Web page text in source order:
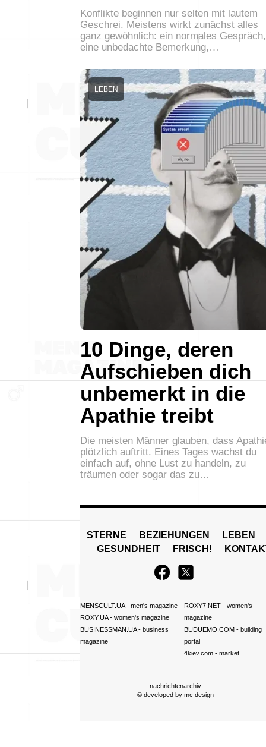
Konflikte beginnen nur selten mit lautem
Geschrei. Meistens wirkt zunächst alles
ganz gewöhnlich: ein normales Gespräch,
eine unbedachte Bemerkung,…
10 Dinge, deren
Aufschieben dich
unbemerkt in die
Apathie treibt
LEBEN
Die meisten Männer glauben, dass
plötzlich auftritt. Eines Tages wachst du
einfach auf, ohne Lust zu handeln, zu
träumen oder sogar das zu…
STERNE BEZIEHUNGEN
LEBEN
GESUNDHEIT
FRISCH!
MENSCULT.UA- men's magazine
ROXY.UA- women's magazine
BUSINESSMAN.UA- business
magazine
ROXY7.NET- women's
magazine
BUDUEMO.COM- building
portal
4kiev.com- market
nachrichtenarchiv
© developed by mc design